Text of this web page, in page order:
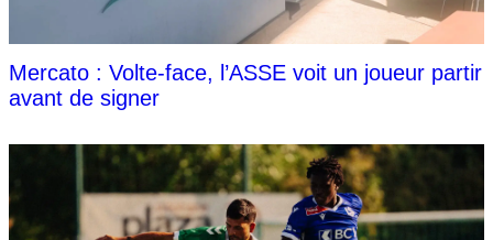
Mercato : Volte-face, l’ASSE voit un joueur partir
avant de signer